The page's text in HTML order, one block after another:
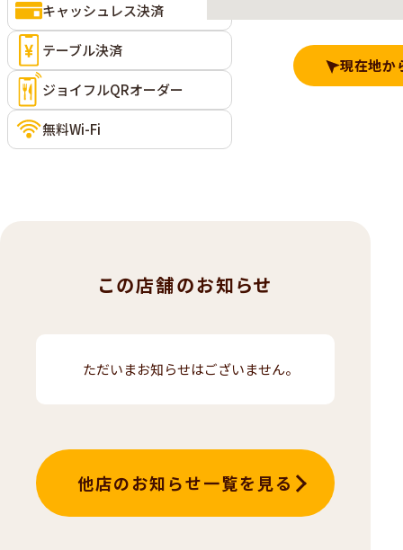
キャッシュレス決済
テーブル決済
ジョイフルQRオーダー
無料Wi-Fi
現在地か
この店舗のお知らせ
ただいまお知らせはございません。
他店のお知らせ一覧を見る